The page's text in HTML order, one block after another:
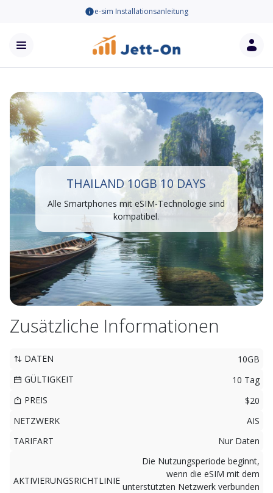
e-sim Installationsanleitung
THAILAND 10GB 10 DAYS
Alle Smartphones mit eSIM-Technologie sind
kompatibel.
Zusätzliche Informationen
DATEN
10GB
GÜLTIGKEIT
10 Tag
PREIS
$20
NETZWERK
AIS
TARIFART
Nur Daten
AKTIVIERUNGSRICHTLINIE
Die Nutzungsperiode beginnt,
wenn die eSIM mit dem
unterstützten Netzwerk verbunden